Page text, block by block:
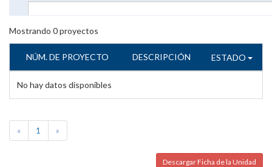
Mostrando 0proyectos
NÚM. DE PROYECTO DESCRIPCIÓN ESTADO
No hay datos disponibles
« 1 »
Descargar Ficha de la Unidad